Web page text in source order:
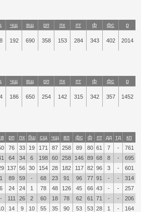
чщ вщ рп пх пт ф фс р
192 690 358 153 284 343 402 2014
чщ вщ рп пх пт ф фс р
186 650 254 142 315 342 357 1452
рп пх бш сщ чщ вп фс ф пт дд тд
кп
76 33 19 171 87 258 89 80 61 7 -
761
64 34 6 198 60 258 146 89 68 8 -
695
137 56 30 154 28 182 117 82 96 3 -
601
1 89 59 - 68 23 91 96 77 91 - -
314
6 24 24 1 78 48 126 45 66 43 - -
257
- 111 26 2 60 18 78 62 61 71 - -
206
14 9 10 55 35 90 53 53 28 1 -
164